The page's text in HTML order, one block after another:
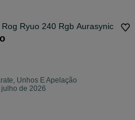
Rog Ryuo 240 Rgb Aurasynic
Unhos E Apelação
julho de 2026